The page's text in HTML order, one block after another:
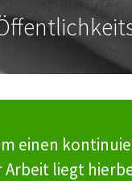
einen
liegt